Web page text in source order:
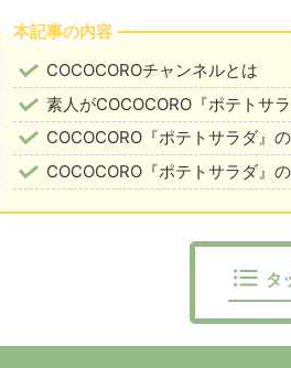
本記事の内容
COCOCOROチャンネルとは
素人がCOCOCORO『ポテトサ
COCOCORO『ポテトサラダ』
COCOCORO『ポテトサラダ』
タ